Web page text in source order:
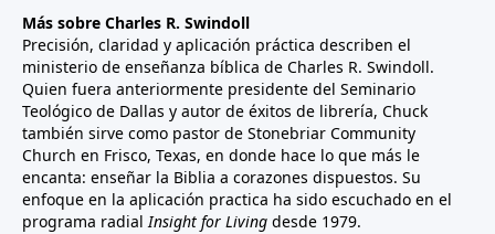
Más sobre Charles R. Swindoll
Precisión, claridad y aplicación práctica describen el
ministerio de enseñanza bíblica de Charles R. Swindoll.
Quien fuera anteriormente presidente del Seminario
Teológico de Dallas y autor de éxitos de librería, Chuck
también sirve como pastor de Stonebriar Community
Church en Frisco, Texas, en donde hace lo que más le
encanta: enseñar la Biblia a corazones dispuestos. Su
enfoque en la aplicación practica ha sido escuchado en el
programa radialInsight for Living desde 1979.